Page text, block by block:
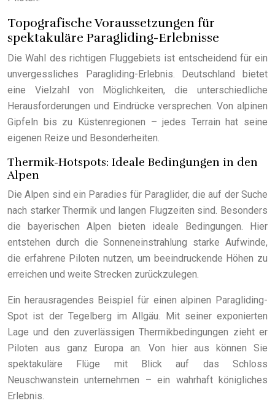
Topografische Voraussetzungen für
spektakuläre Paragliding-Erlebnisse
Die Wahl des richtigen Fluggebiets ist entscheidend für ein
unvergessliches Paragliding-Erlebnis. Deutschland bietet
eine Vielzahl von Möglichkeiten, die unterschiedliche
Herausforderungen und Eindrücke versprechen. Von alpinen
Gipfeln bis zu Küstenregionen – jedes Terrain hat seine
eigenen Reize und Besonderheiten.
Thermik-Hotspots: Ideale Bedingungen in den
Alpen
Die Alpen sind ein Paradies für Paraglider, die auf der Suche
nach starker Thermik und langen Flugzeiten sind. Besonders
die bayerischen Alpen bieten ideale Bedingungen. Hier
entstehen durch die Sonneneinstrahlung starke Aufwinde,
die erfahrene Piloten nutzen, um beeindruckende Höhen zu
erreichen und weite Strecken zurückzulegen.
Ein herausragendes Beispiel für einen alpinen Paragliding-
Spot ist der Tegelberg im Allgäu. Mit seiner exponierten
Lage und den zuverlässigen Thermikbedingungen zieht er
Piloten aus ganz Europa an. Von hier aus können Sie
spektakuläre Flüge mit Blick auf das Schloss
Neuschwanstein unternehmen – ein wahrhaft königliches
Erlebnis.